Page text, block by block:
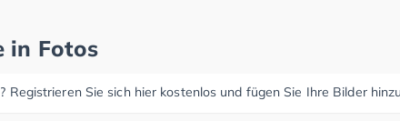
in Fotos
Registrieren Sie sich hier kostenlos und fügen Sie Ihre Bilder